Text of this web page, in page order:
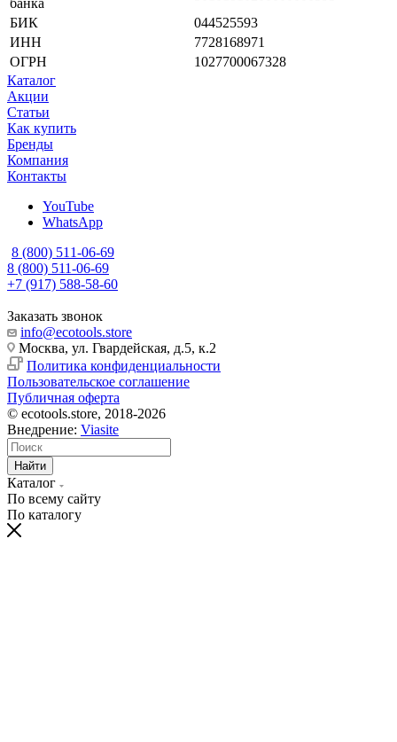
банка
БИК
044525593
ИНН
7728168971
ОГРН
1027700067328
Каталог
Акции
Статьи
Как купить
Бренды
Компания
Контакты
YouTube
WhatsApp
8 (800) 511-06-69
8 (800) 511-06-69
+7 (917) 588-58-60
Заказать звонок
info@ecotools.store
Москва, ул. Гвардейская, д.5, к.2
Политика конфиденциальности
Пользовательское соглашение
Публичная оферта
© ecotools.store, 2018-2026
Внедрение: Viasite
Найти
Каталог
По всему сайту
По каталогу